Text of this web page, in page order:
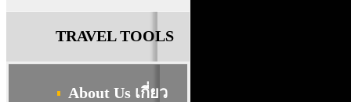
TRAVEL TOOLS
About Us เกี่ยว